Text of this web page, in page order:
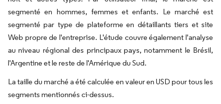
segmenté en hommes, femmes et enfants. Le marché est
segmenté par type de plateforme en détaillants tiers et site
Web propre de l'entreprise. L'étude couvre également l'analyse
au niveau régional des principaux pays, notamment le Brésil,
l'Argentine et le reste de l'Amérique du Sud.
La taille du marché a été calculée en valeur en USD pour tous les
segments mentionnés ci-dessus.